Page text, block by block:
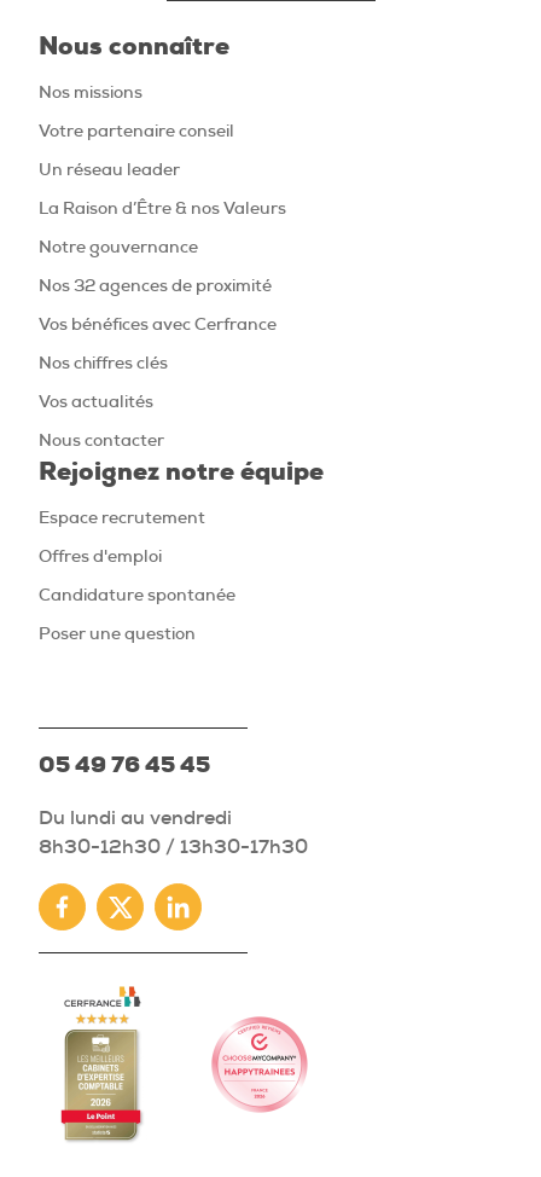
Nous connaître
Nos missions
Votre partenaire conseil
Un réseau leader
La Raison d’Être & nos Valeurs
Notre gouvernance
Nos 32 agences de proximité
Vos bénéfices avec Cerfrance
Nos chiffres clés
Vos actualités
Nous contacter
Rejoignez notre équipe
Espace recrutement
Offres d'emploi
Candidature spontanée
Poser une question
05 49 76 45 45
Du lundi au vendredi
8h30-12h30 / 13h30-17h30
Facebook
TwitterLinkedin